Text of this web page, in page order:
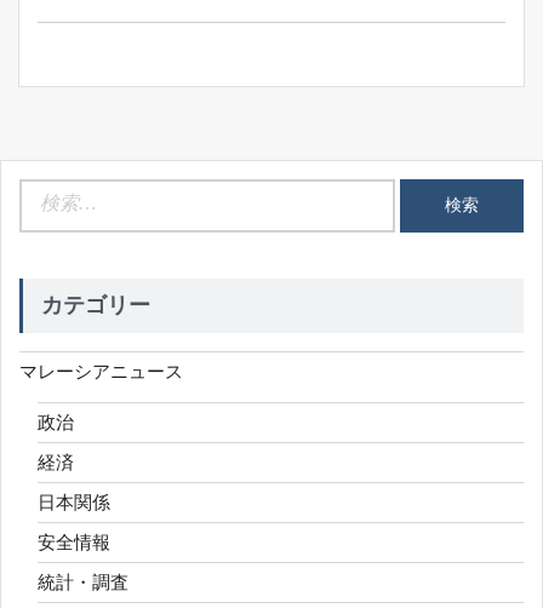
ョ
カテゴリー
マレーシアニュース
政治
経済
日本関係
安全情報
統計・調査